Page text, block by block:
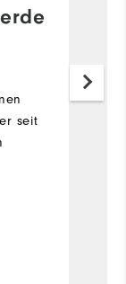
seit